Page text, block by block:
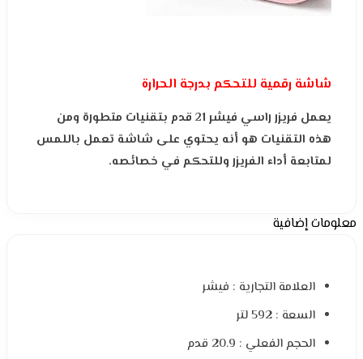
شاشة رقمية للتحكم بدرجة الحرارة
يعمل فريزر راسي فيشر 21 قدم بتقنيات متطورة ومن
هذه التقنيات هو أنه يحتوي على شاشة تعمل باللمس
لمتابعة أداء الفريزر وللتحكم في خصائصه.
معلومات إضافية
العلامة التجارية : فيشر
السعة : 592 لتر
الحجم الفعلي : 20.9 قدم